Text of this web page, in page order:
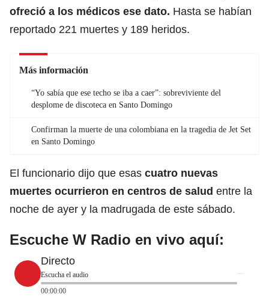
ofreció a los médicos ese dato. Hasta se habían
reportado 221 muertes y 189 heridos.
Más información
“Yo sabía que ese techo se iba a caer”: sobreviviente del
desplome de discoteca en Santo Domingo
Confirman la muerte de una colombiana en la tragedia de Jet Set
en Santo Domingo
El funcionario dijo que esas cuatro nuevas
muertes ocurrieron en centros de salud entre la
noche de ayer y la madrugada de este sábado.
Escuche W Radio en vivo aquí:
Directo
Escucha el audio
00:00:00